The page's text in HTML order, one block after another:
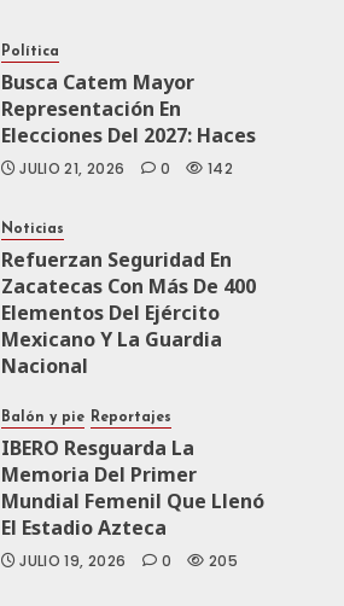
Política
Busca Catem Mayor
Representación En
Elecciones Del 2027: Haces
JULIO 21, 2026 0 142
Noticias
Refuerzan Seguridad En
Zacatecas Con Más De 400
Elementos Del Ejército
Mexicano Y La Guardia
Nacional
Balón y pie Reportajes
IBERO Resguarda La
Memoria Del Primer
Mundial Femenil Que Llenó
El Estadio Azteca
JULIO 19, 2026 0 205